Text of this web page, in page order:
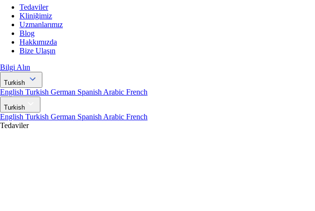
Tedaviler
Kliniğimiz
Uzmanlarımız
Blog
Hakkımızda
Bize Ulaşın
Bilgi Alın
Turkish
English Turkish German Spanish Arabic French
Turkish
English Turkish German Spanish Arabic French
Tedaviler